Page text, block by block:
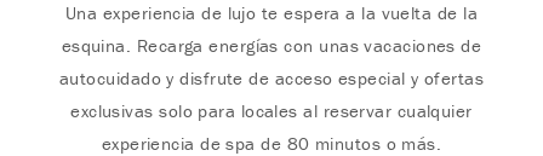
Una experiencia de lujo te espera a la vuelta de la
esquina. Recarga energías con unas vacaciones de
autocuidado y disfrute de acceso especial y ofertas
exclusivas solo para locales al reservar cualquier
experiencia de spa de 80 minutos o más.